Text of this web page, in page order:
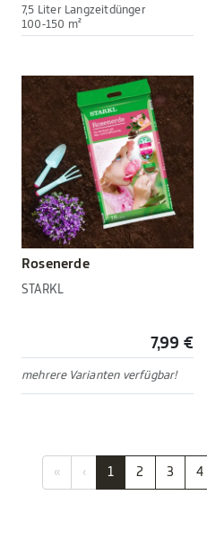
7,5 Liter Langzeitdünger
100-150 m²
Rosenerde
STARKL
7,99 €
mehrere Varianten verfügbar!
« ‹ 1 2 3 4